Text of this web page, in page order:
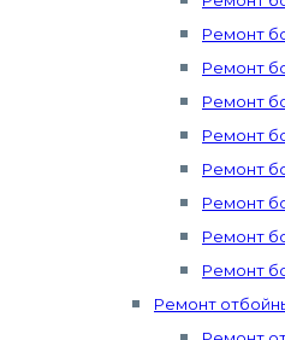
Ремонт
Ремонт
Ремонт
Ремонт
Ремонт
Ремонт
Ремонт
Ремонт
Ремонт